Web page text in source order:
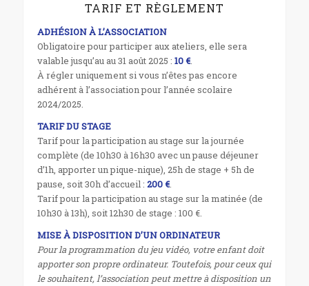
TARIF ET RÈGLEMENT
ADHÉSION À L’ASSOCIATION
Obligatoire pour participer aux ateliers, elle sera
valable jusqu’au au 31 août 2025 : 10 €.
À régler uniquement si vous n’êtes pas encore
adhérent à l’association pour l’année scolaire
2024/2025.
TARIF DU STAGE
Tarif pour la participation au stage sur la journée
complète (de 10h30 à 16h30 avec un pause déjeuner
d’1h, apporter un pique-nique), 25h de stage + 5h de
pause, soit 30h d’accueil : 200 €.
Tarif pour la participation au stage sur la matinée (de
10h30 à 13h), soit 12h30 de stage : 100 €.
MISE À DISPOSITION D’UN ORDINATEUR
Pour la programmation du jeu vidéo, votre enfant doit
apporter son propre ordinateur. Toutefois, pour ceux qui
le souhaitent, l’association peut mettre à disposition un